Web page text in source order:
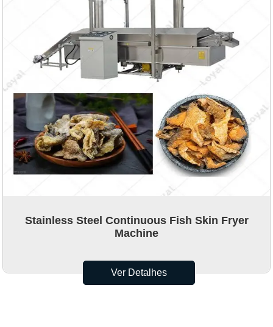
Stainless Steel Continuous Fish Skin Fryer
Machine
Ver Detalhes